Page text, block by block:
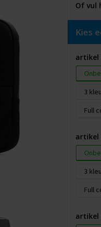
Of vul
Kies
artikel
3
Full
artikel
3
Full
artikel